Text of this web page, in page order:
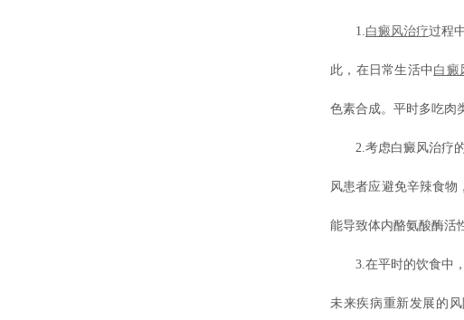
1.白癜风治疗过程
此，在日常生活中 白癜
色素合成。平时多吃肉
2.考虑白癜风治疗的
风患者应避免辛辣食物
能导致体内酪氨酸酶活
3.在平时的饮食中，
未来疾病重新发展的